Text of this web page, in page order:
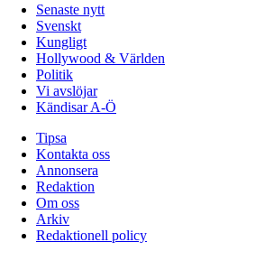
Senaste nytt
Svenskt
Kungligt
Hollywood & Världen
Politik
Vi avslöjar
Kändisar A-Ö
Tipsa
Kontakta oss
Annonsera
Redaktion
Om oss
Arkiv
Redaktionell policy